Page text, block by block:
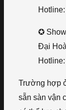
✪
Đại
Trường hợp
sẵn sàn vận